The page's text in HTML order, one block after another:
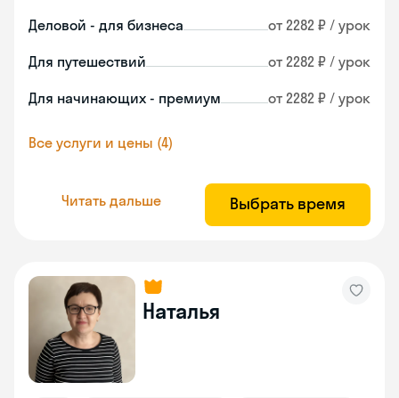
Деловой - для бизнеса от 2282 ₽ / урок
Для путешествий от 2282 ₽ / урок
Для начинающих - премиум от 2282 ₽ / урок
Все услуги и цены (4)
Читать дальше Выбрать время
Наталья